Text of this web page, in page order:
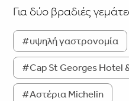
Για δύο βραδιές
#υψηλή γαστρονομία
#Cap St Georges Hotel
#Αστέρια Michelin